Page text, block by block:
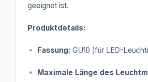
geeignet ist.
Produktdetails:
Fassung: GU10 (für LED-
Maximale Länge des